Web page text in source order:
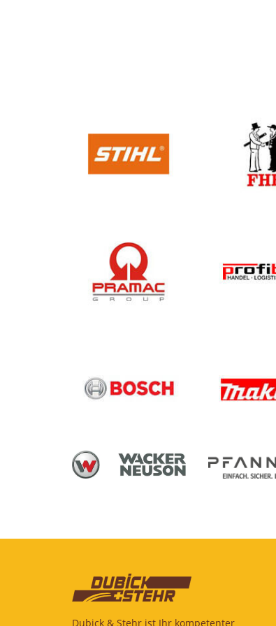
Dubick & Stehr ist Ihr kompetenter